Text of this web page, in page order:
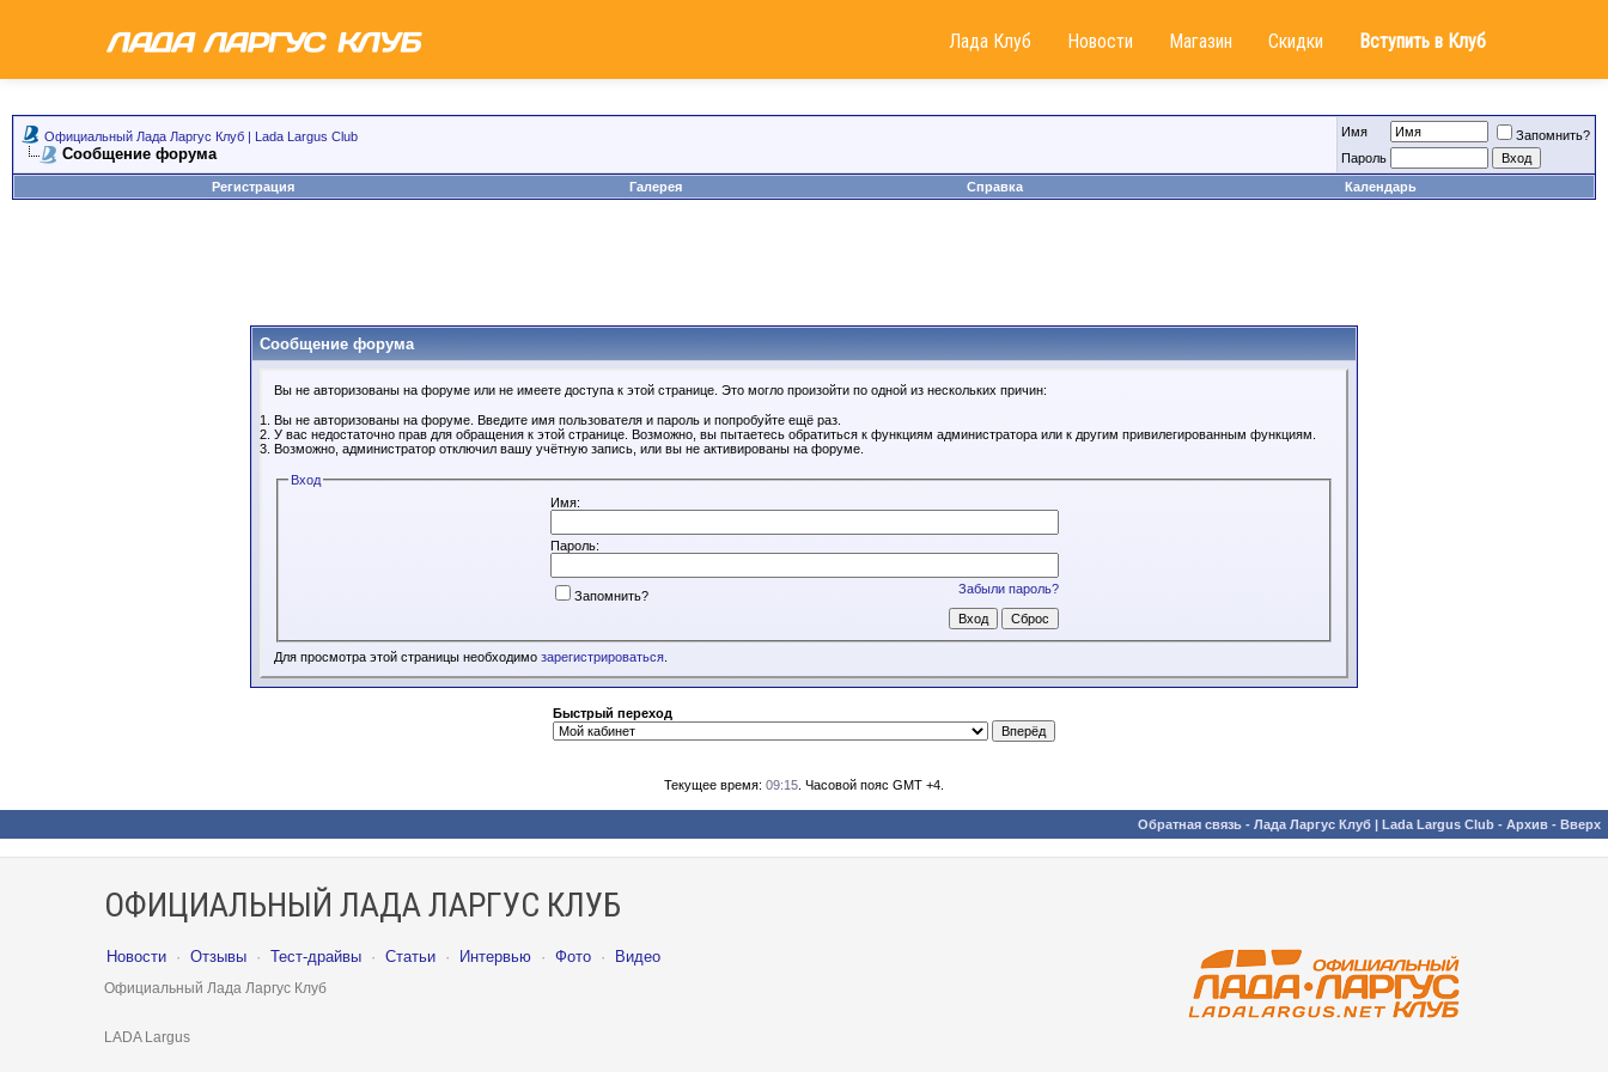
Лада Клуб Новости Магазин Скидки Вступить в Клуб
Официальный Лада Ларгус Клуб | Lada Largus Club
Сообщение форума
Имя
Запомнить?
Пароль
Регистрация
Галерея Справка Календарь
Сообщение форума
Вы не авторизованы на форуме или не имеете доступа к этой странице. Это могло произойти по одной из нескольких причин:
Вы не авторизованы на форуме. Введите имя пользователя и пароль и попробуйте ещё раз.
У вас недостаточно прав для обращения к этой странице. Возможно, вы пытаетесь обратиться к функциям администратора или к другим привилегированным функциям.
Возможно, администратор отключил вашу учётную запись, или вы не активированы на форуме.
Вход
Имя:
Пароль:
Забыли пароль?
Запомнить?
Для просмотра этой страницы необходимо зарегистрироваться
Быстрый переход
Текущее время: 09:15 . Часовой пояс GMT +4.
Обратная связь - Лада Ларгус Клуб | Lada Largus Club - Архив - Вверх
ОФИЦИАЛЬНЫЙ ЛАДА ЛАРГУС КЛУБ
Новости · Отзывы · Тест-драйвы · Статьи · Интервью · Фото · Видео
Официальный Лада Ларгус Клуб
LADA Largus